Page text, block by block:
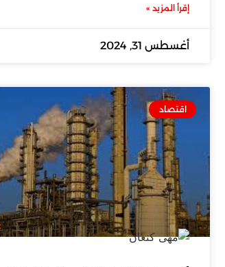
إقرأ المزيد »
أغسطس 31, 2024
اقتصاد